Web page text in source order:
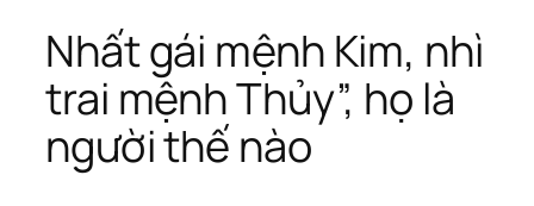
Nhất gái mệnh Kim, nhì
trai mệnh Thủy”, họ là
người thế nào